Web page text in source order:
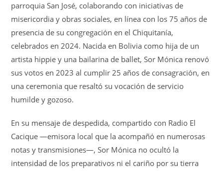
parroquia San José, colaborando con iniciativas de
misericordia y obras sociales, en línea con los 75 años de
presencia de su congregación en el Chiquitanía,
celebrados en 2024. Nacida en Bolivia como hija de un
artista hippie y una bailarina de ballet, Sor Mónica renovó
sus votos en 2023 al cumplir 25 años de consagración, en
una ceremonia que resaltó su vocación de servicio
humilde y gozoso.
En su mensaje de despedida, compartido con Radio El
Cacique —emisora local que la acompañó en numerosas
notas y transmisiones—, Sor Mónica no ocultó la
intensidad de los preparativos ni el cariño por su tierra